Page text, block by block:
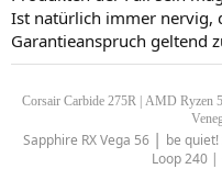
Ist natürlich immer nervig,
Garantieanspruch geltend
Corsair Carbide 275R | AMD Ryzen
Sapphire RX Vega 56 | be
Loop 240 |